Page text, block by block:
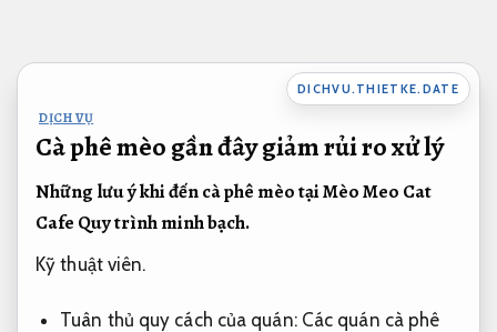
nội
dung
DICHVU.THIETKE.DATE
DỊCH VỤ
Cà phê mèo gần đây giảm rủi ro xử lý
Những lưu ý khi đến cà phê mèo tại Mèo Meo Cat
Cafe Quy trình minh bạch.
Kỹ thuật viên.
Tuân thủ quy cách của quán: Các quán cà phê